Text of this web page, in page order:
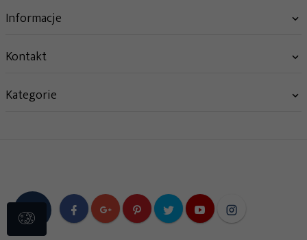
Informacje
Kontakt
Kategorie